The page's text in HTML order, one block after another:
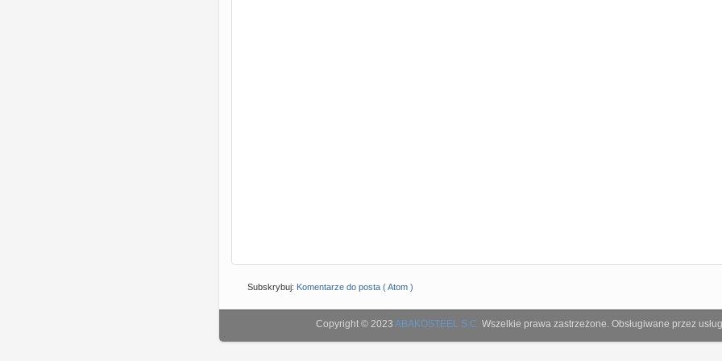
Subskrybuj: Komentarze do posta ( Atom )
Copyright © 2023 ABAKOSTEEL S.C. Wszelkie prawa zastrzeżone. Obsługiwane przez